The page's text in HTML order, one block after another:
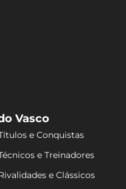
Vasco
e Conquistas
e Treinadores
e Clássicos